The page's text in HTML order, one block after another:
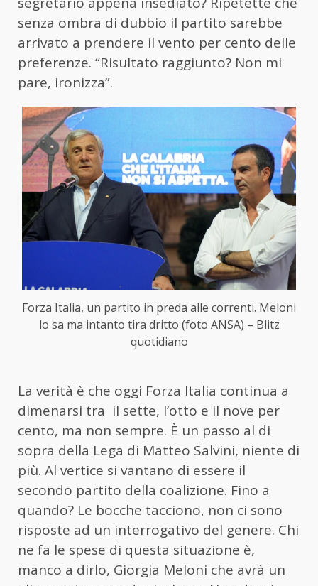
senza ombra di dubbio il partito sarebbe
arrivato a prendere il vento per cento delle
preferenze. “Risultato raggiunto? Non mi
pare, ironizza”.
Forza Italia, un partito in preda alle correnti. Meloni
lo sa ma intanto tira dritto (foto ANSA) – Blitz
quotidiano
La verità è che oggi Forza Italia continua a
dimenarsi tra il sette, l’otto e il nove per
cento, ma non sempre. È un passo al di
sopra della Lega di Matteo Salvini, niente di
più. Al vertice si vantano di essere il
secondo partito della coalizione. Fino a
quando? Le bocche tacciono, non ci sono
risposte ad un interrogativo del genere. Chi
ne fa le spese di questa situazione è,
manco a dirlo, Giorgia Meloni che avrà un